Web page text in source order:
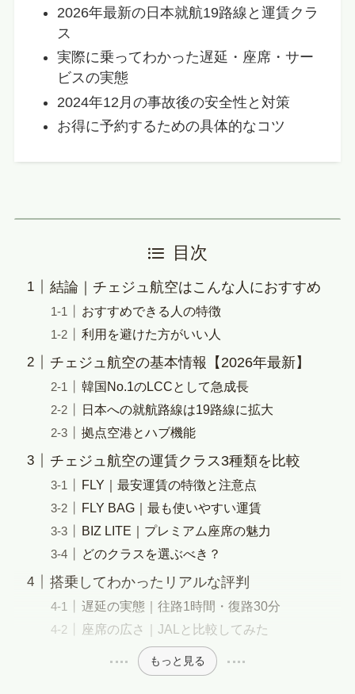
2026年最新の日本就航19路線と運賃クラ
ス
実際に乗ってわかった遅延・座席・サー
ビスの実態
2024年12月の事故後の安全性と対策
お得に予約するための具体的なコツ
目次
結論｜チェジュ航空はこんな人におすすめ
おすすめできる人の特徴
利用を避けた方がいい人
チェジュ航空の基本情報【2026年最新】
韓国No.1のLCCとして急成長
日本への就航路線は19路線に拡大
拠点空港とハブ機能
チェジュ航空の運賃クラス3種類を比較
FLY｜最安運賃の特徴と注意点
FLY BAG｜最も使いやすい運賃
BIZ LITE｜プレミアム座席の魅力
どのクラスを選ぶべき？
搭乗してわかったリアルな評判
遅延の実態｜往路1時間・復路30分
座席の広さ｜JALと比較してみた
もっと見る